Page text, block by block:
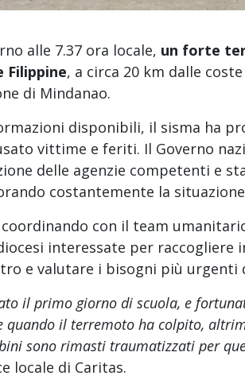
alle 7.37 ora locale, un forte
Filippine, a circa 20 km dalle
di Mindanao.
disponibili, il sisma ha
vittime e feriti. Il Governo
delle agenzie competenti e
costantemente la
con il team
interessate per raccogliere
e valutare i bisogni più urgenti
il primo giorno di scuola, e
quando il terremoto ha colpito,
sono rimasti traumatizzati per
locale di Caritas.